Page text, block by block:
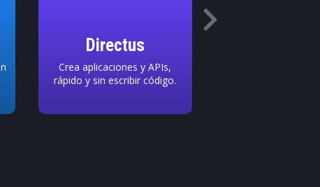
Directus
Crea aplicaciones y APIs,
rápido y sin escribir código.